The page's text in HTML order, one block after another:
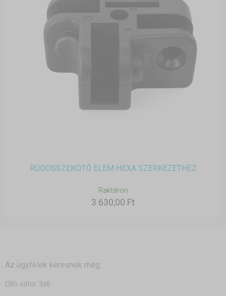
RÚDÖSSZEKÖTŐ ELEM HEXA SZERKEZETHEZ
Raktáron
3 630,00 Ft
Az ügyfelek keresnek még:
Olló sátor 3x6